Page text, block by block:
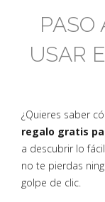
PASO
USAR
¿Quieres saber
regalo gratis
a descubrir lo
no te pierdas
golpe de clic.